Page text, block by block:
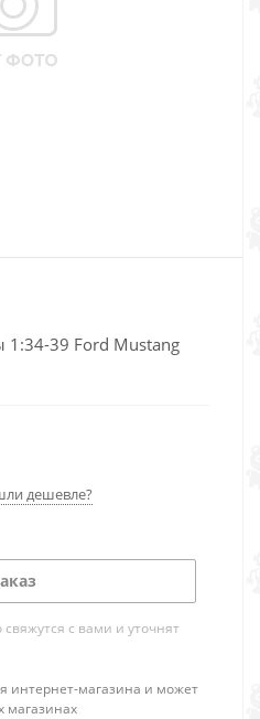
39 Ford Mustang
дешевле?
с вами и уточнят
интернет-магазина и может
магазинах